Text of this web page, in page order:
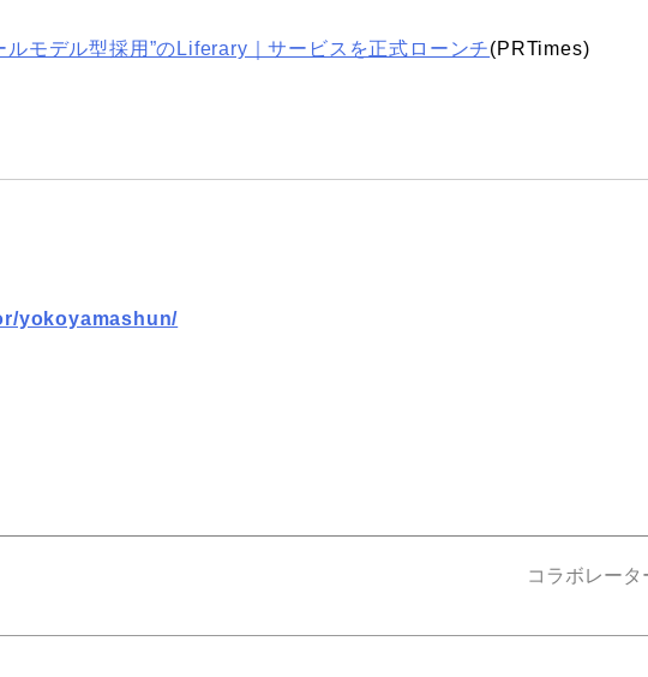
ルモデル型採用”のLiferary｜サービスを正式ローンチ(PRTimes)
yokoyamashun/
コラボレータ